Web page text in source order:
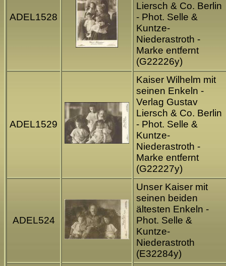
ADEL1528
Liersch & Co. Berlin
- Phot. Selle &
Kuntze-
Niederastroth -
Marke entfernt
(G22226y)
ADEL1529
Kaiser Wilhelm mit
seinen Enkeln -
Verlag Gustav
Liersch & Co. Berlin
- Phot. Selle &
Kuntze-
Niederastroth -
Marke entfernt
(G22227y)
ADEL524
Unser Kaiser mit
seinen beiden
ältesten Enkeln -
Phot. Selle &
Kuntze-
Niederastroth
(E32284y)